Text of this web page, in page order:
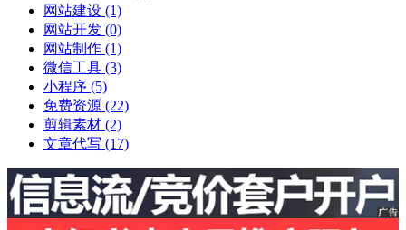
网站建设 (1)
网站开发 (0)
网站制作 (1)
微信工具 (3)
小程序 (5)
免费资源 (22)
剪辑素材 (2)
文章代写 (17)